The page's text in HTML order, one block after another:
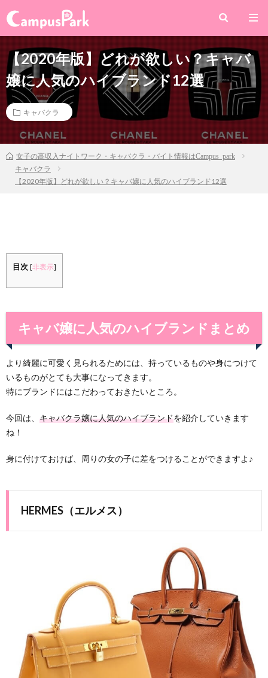
【2020年版】どれが欲しい？キャバ
嬢に人気のハイブランド12選
キャバクラ
女子の高収入ナイトワーク・キャバクラ・バイト情報はCampus park
キャバクラ
【2020年版】どれが欲しい？キャバ嬢に人気のハイブランド12選
目次 [非表示]
キャバ嬢に人気のハイブランドまとめ
より綺麗に可愛く見られるためには、持っているものや身につけて
いるものがとても大事になってきます。
特にブランドにはこだわっておきたいところ。
今回は、 キャバクラ嬢に人気のハイブランドを紹介していきます
ね！
身に付けておけば、周りの女の子に差をつけることができますよ♪
HERMES（エルメス）